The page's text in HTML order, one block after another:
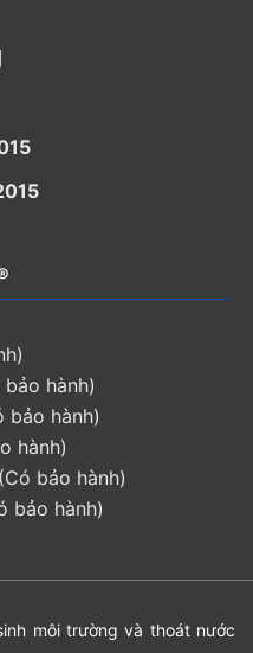
hành)
bảo hành)
hành)
bảo hành)
bảo hành)
môi trường và thoát nước